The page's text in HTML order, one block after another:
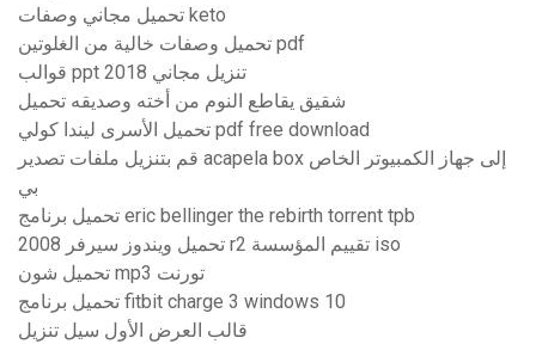
تحميل مجاني وصفات keto
تحميل وصفات خالية من الغلوتين pdf
قوالب ppt تنزيل مجاني 2018
شقيق يقاطع النوم من أخته وصديقه تحميل
تحميل الأسرى ليندا كولي pdf free download
قم بتنزيل ملفات تصدير acapela box إلى جهاز الكمبيوتر الخاص
بي
تحميل برنامج eric bellinger the rebirth torrent tpb
تحميل ويندوز سيرفر 2008 r2 تقييم المؤسسة iso
تحميل شون mp3 تورنت
تحميل برنامج fitbit charge 3 windows 10
قالب العرض الأول سيل تنزيل